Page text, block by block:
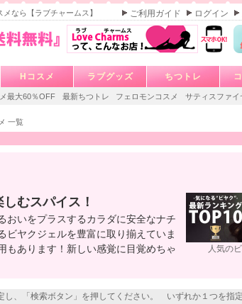
なら【ラブチャームス】 ご利用ガイド ログイン
Hコスメ ラブグッズ ちつトレ
最大60％OFF 最新ちつトレ フェロモンコスメ サティスファイ
一覧
むスパイス！
おいをプラスするカラダに安全なナチ
ビヤクジェルを豊富に取り揃えていま
もあります！新しい感覚に目覚めちゃ
人気の
し、「検索ボタン」を押してください。 いずれか１つを指